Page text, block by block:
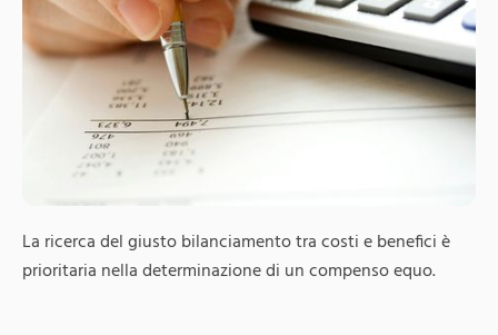
La ricerca del giusto bilanciamento tra costi e benefici è
prioritaria nella determinazione di un compenso equo.